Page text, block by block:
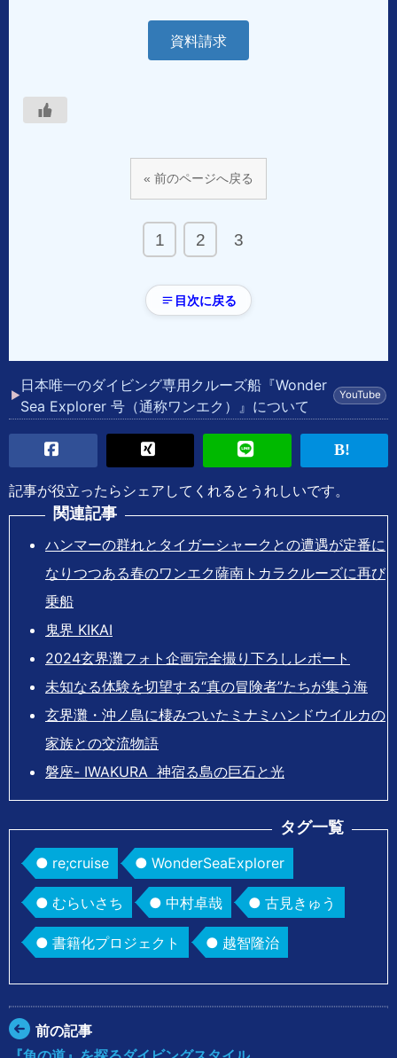
資料請求
« 前のページへ戻る
1 2 3
目次に戻る
日本唯一のダイビング専用クルーズ船『Wonder
Sea Explorer 号（通称ワンエク）』について
記事が役立ったらシェアしてくれるとうれしいです。
関連記事
ハンマーの群れとタイガーシャークとの遭遇が定番に
なりつつある春のワンエク薩南トカラクルーズに再び
乗船
鬼界 KIKAI
2024玄界灘フォト企画完全撮り下ろしレポート
未知なる体験を切望する“真の冒険者”たちが集う海
玄界灘・沖ノ島に棲みついたミナミハンドウイルカの
家族との交流物語
磐座- IWAKURA 神宿る島の巨石と光
タグ一覧
re;cruise WonderSeaExplorer
むらいさち 中村卓哉 古見きゅう
書籍化プロジェクト 越智隆治
前の記事